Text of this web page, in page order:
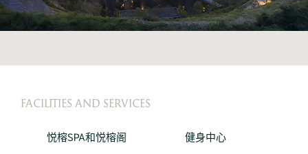
FACILITIES AND SERVICES
悦榕SPA和悦榕阁 健身中心